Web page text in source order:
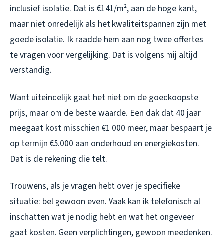
inclusief isolatie. Dat is €141/m², aan de hoge kant,
maar niet onredelijk als het kwaliteitspannen zijn met
goede isolatie. Ik raadde hem aan nog twee offertes
te vragen voor vergelijking. Dat is volgens mij altijd
verstandig.
Want uiteindelijk gaat het niet om de goedkoopste
prijs, maar om de beste waarde. Een dak dat 40 jaar
meegaat kost misschien €1.000 meer, maar bespaart je
op termijn €5.000 aan onderhoud en energiekosten.
Dat is de rekening die telt.
Trouwens, als je vragen hebt over je specifieke
situatie: bel gewoon even. Vaak kan ik telefonisch al
inschatten wat je nodig hebt en wat het ongeveer
gaat kosten. Geen verplichtingen, gewoon meedenken.